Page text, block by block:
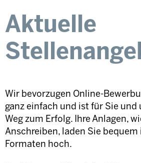
Aktuelle
Wir bevorzugen Online-
ganz einfach und ist für Sie und
Weg zum Erfolg. Ihre Anlagen,
Anschreiben, laden Sie bequem
Formaten hoch.